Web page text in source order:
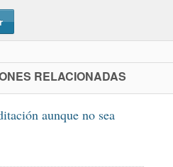
RELACIONADAS
aunque no sea